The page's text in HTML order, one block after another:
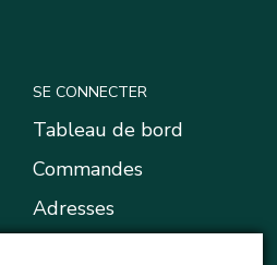
SE CONNECTER
Tableau de bord
Commandes
Adresses